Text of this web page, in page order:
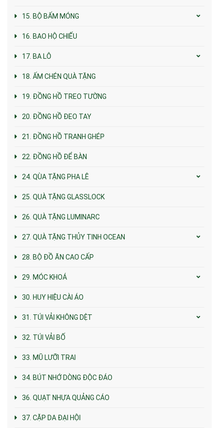
15. BỘ BẤM MÓNG
16. BAO HỘ CHIẾU
17. BA LÔ
18. ẤM CHÉN QUÀ TẶNG
19. ĐỒNG HỒ TREO TƯỜNG
20. ĐỒNG HỒ ĐEO TAY
21. ĐỒNG HỒ TRANH GHÉP
22. ĐỒNG HỒ ĐỂ BÀN
24. QÙA TẶNG PHA LÊ
25. QUÀ TẶNG GLASSLOCK
26. QUÀ TẶNG LUMINARC
27. QUÀ TẶNG THỦY TINH OCEAN
28. BỘ ĐỒ ĂN CAO CẤP
29. MÓC KHOÁ
30. HUY HIỆU CÀI ÁO
31. TÚI VẢI KHÔNG DỆT
32. TÚI VẢI BỐ
33. MŨ LƯỠI TRAI
34. BÚT NHỚ DÒNG ĐỘC ĐÁO
36. QUẠT NHỰA QUẢNG CÁO
37. CẶP DA ĐẠI HỘI